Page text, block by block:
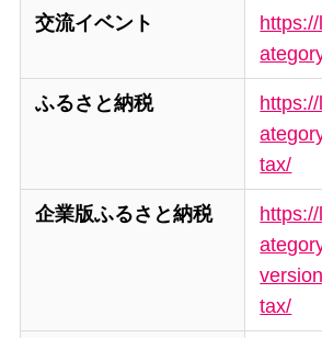
交流イベント
ふるさと納税
tax/
企業版ふるさと納税
tax/